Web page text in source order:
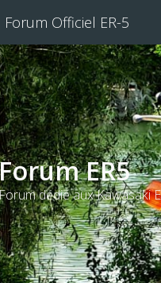
Forum Officiel ER-5
ER5
dédié aux Kawasaki